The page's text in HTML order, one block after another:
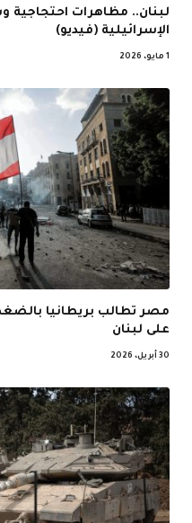
لبنان.. مظاهرات احتجاجية
الإسرائيلية (فيديو)
1 مايو، 2026
مصر تطالب بريطانيا
على لبنان
30 أبريل، 2026